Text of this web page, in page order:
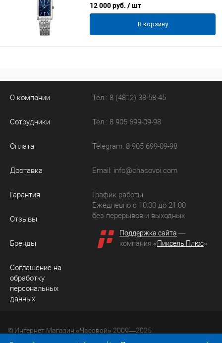
12 000 руб. / шт
В корзину
О компании
Сотрудники
Оплата
Доставка
Гарантия
Отзывы
Бренды
Соглашение на
обработку
персональных
данных
Тел.: 8 (4812) 38-58-45
Тел.: 8 905 699-09-98
Telegram: 8 905 699-09-98
Email: info@chasovoi.com
График работы
Ежедневно с 10:00 до 21:00
без перерывов и выходных
Поддержка сайта —
компания «Пиксель Плюс»
© Интернет Магазин «Часовой» 2009—2025
Юридический адрес: 214036 Россия, г. Смоленск, ул.